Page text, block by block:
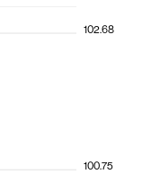
100.75
102.68